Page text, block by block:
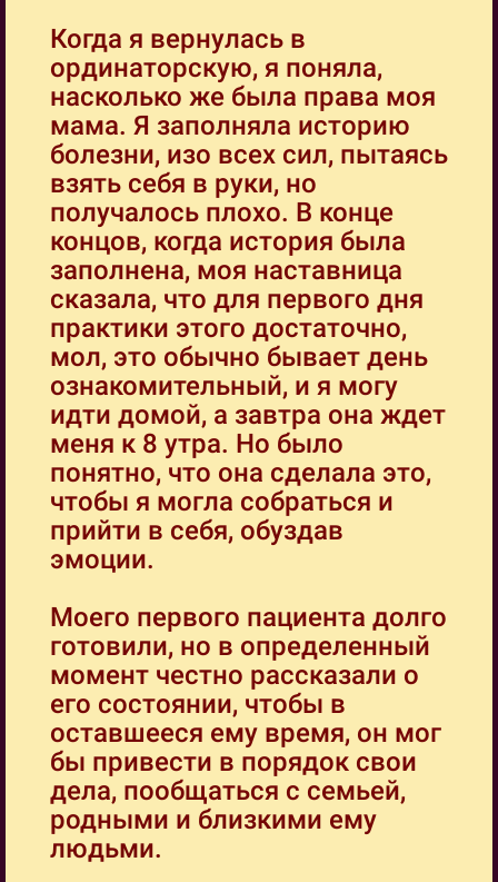
Когда я вернулась в
ординаторскую, я поняла,
насколько же была права моя
мама. Я заполняла историю
болезни, изо всех сил, пытаясь
взять себя в руки, но
получалось плохо. В конце
концов, когда история была
заполнена, моя наставница
сказала, что для первого дня
практики этого достаточно,
мол, это обычно бывает день
ознакомительный, и я могу
идти домой, а завтра она ждет
меня к 8 утра. Но было
понятно, что она сделала это,
чтобы я могла собраться и
прийти в себя, обуздав
эмоции.
Моего первого пациента долго
готовили, но в определенный
момент честно рассказали о
его состоянии, чтобы в
оставшееся ему время, он мог
бы привести в порядок свои
дела, пообщаться с семьей,
родными и близкими ему
людьми.